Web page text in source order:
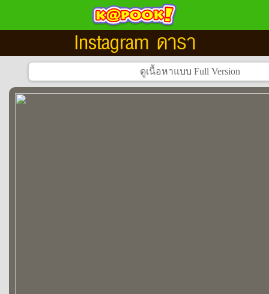
Instagram ดารา